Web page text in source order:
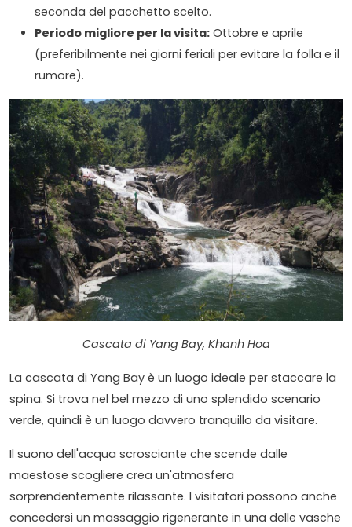
seconda del pacchetto scelto.
Periodo migliore per la visita: Ottobre e aprile
(preferibilmente nei giorni feriali per evitare la folla e il
rumore).
Cascata di Yang Bay, Khanh Hoa
La cascata di Yang Bay è un luogo ideale per staccare la
spina. Si trova nel bel mezzo di uno splendido scenario
verde, quindi è un luogo davvero tranquillo da visitare.
Il suono dell'acqua scrosciante che scende dalle
maestose scogliere crea un'atmosfera
sorprendentemente rilassante. I visitatori possono anche
concedersi un massaggio rigenerante in una delle vasche